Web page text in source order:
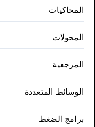
المحاكيات
المحولات
المرجعية
الوسائط المتعددة
برامج الضغط